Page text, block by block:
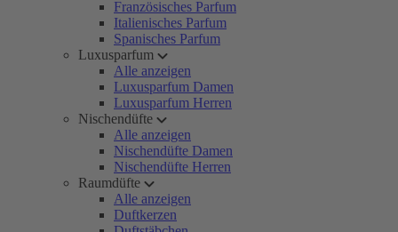
Französisches Parfum
Italienisches Parfum
Spanisches Parfum
Luxusparfum
Alle anzeigen
Luxusparfum Damen
Luxusparfum Herren
Nischendüfte
Alle anzeigen
Nischendüfte Damen
Nischendüfte Herren
Raumdüfte
Alle anzeigen
Duftkerzen